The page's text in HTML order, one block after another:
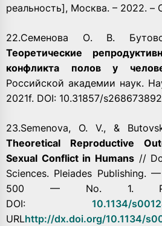
реальность], Москва. – 2022. –
22.Семенова О. В.
Теоретические
конфликта полов y
Российской академии наук.
2021f. DOI: 10.31857/
23.Semenova, O. V., &
Theoretical Reproductive
Sexual Conflict in Humans //
Sciences. Pleiades
500 — No. 1. Pp.
DOI:10.1134/
URLhttp://dx.doi.org/10.1134/